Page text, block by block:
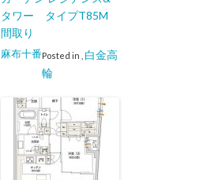
タワー タイプT85M
間取り
Posted in
麻布十番
白金高
輪